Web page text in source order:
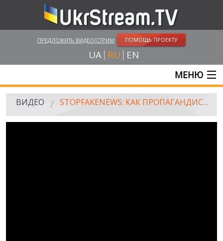
ПРЕДЛОЖИТЬ ВИДЕО/СТРИМ ПОМОЩЬ ПРОЕКТУ
UA RU EN
МЕНЮ
ГЛАВНАЯ
ВИДЕО STOPFAKENEWS: КАК ПРОПАГАНДИСТЫ ПРЕВРАТИЛИ КИЕВСКИЙ ПАТРИАРХАТ В ИГИЛ